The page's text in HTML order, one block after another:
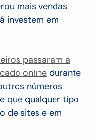
mais vendas
investem em
passaram a
online durante
números
que qualquer tipo
de sites e em